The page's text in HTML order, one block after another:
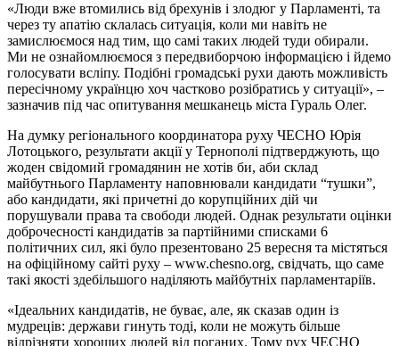
«Люди вже втомились від брехунів і злодюг у Парламенті, та
через ту апатію склалась ситуація, коли ми навіть не
замислюємося над тим, що самі таких людей туди обирали.
Ми не ознайомлюємося з передвиборчою інформацією і йдемо
голосувати всліпу. Подібні громадські рухи дають можливість
пересічному українцю хоч частково розібратись у ситуації», –
зазначив під час опитування мешканець міста Гураль Олег.
На думку регіонального координатора руху ЧЕСНО Юрія
Лотоцького, результати акції у Тернополі підтверджують, що
жоден свідомий громадянин не хотів би, аби склад
майбутнього Парламенту наповнювали кандидати “тушки”,
або кандидати, які причетні до корупційних дій чи
порушували права та свободи людей. Однак результати оцінки
доброчесності кандидатів за партійними списками 6
політичних сил, які було презентовано 25 вересня та містяться
на офіційному сайті руху – www.chesno.org, свідчать, що саме
такі якості здебільшого наділяють майбутніх парламентаріїв.
«Ідеальних кандидатів, не буває, але, як сказав один із
мудреців: держави гинуть тоді, коли не можуть більше
відрізняти хороших людей від поганих. Тому рух ЧЕСНО